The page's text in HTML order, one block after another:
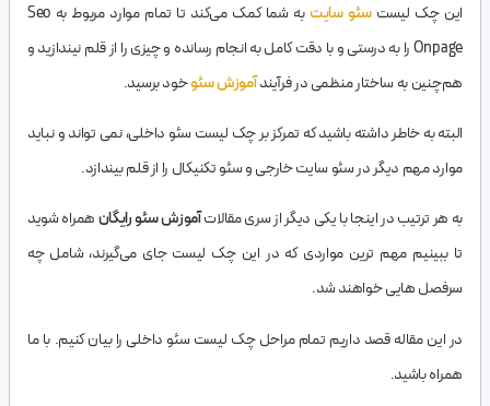
این چک لیستسئو سایت
به شما کمک می‌کند تا تمام موارد مربوط به Seo
Onpage را به درستی و با دقت کامل به انجام رسانده و چیزی را از قلم نیندازید و
هم‌چنین به ساختار منظمی در فرآیندآموزش سئوخود برسید.
البته به خاطر داشته باشید که تمرکز بر چک لیست سئو داخلی، نمی تواند و نباید
موارد مهم دیگر در سئو سایت خارجی و سئو تکنیکال را از قلم بیندازد.
به هر ترتیب در اینجا با یکی دیگر از سری مقالاتآموزش سئو رایگانهمراه شوید
تا ببینیم مهم ترین مواردی که در این چک لیست جای می‌گیرند، شامل چه
سرفصل هایی خواهند شد.
در این مقاله قصد داریم تمام مراحل چک لیست سئو داخلی را بیان کنیم. با ما
همراه باشید.